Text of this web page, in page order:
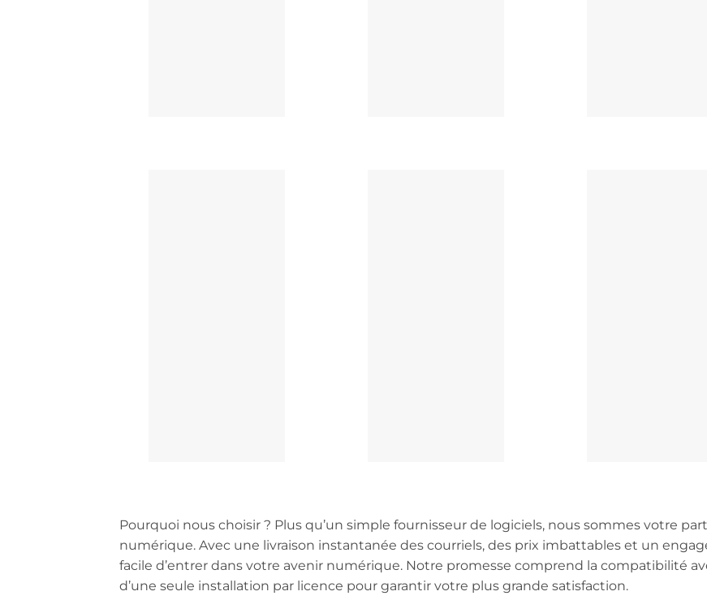
Pourquoi nous choisir ? Plus qu’un simple fournisseur de logiciels, nous sommes votre
numérique. Avec une livraison instantanée des courriels, des prix imbattables et un
facile d’entrer dans votre avenir numérique. Notre promesse comprend la compatibilité
d’une seule installation par licence pour garantir votre plus grande satisfaction.